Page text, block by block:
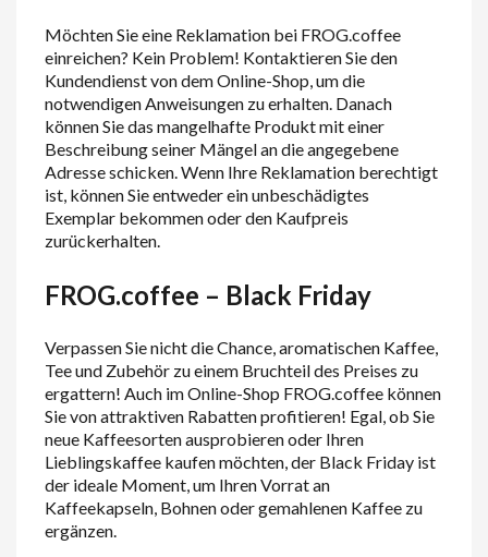
Möchten Sie eine Reklamation bei FROG.coffee
einreichen? Kein Problem! Kontaktieren Sie den
Kundendienst von dem Online-Shop, um die
notwendigen Anweisungen zu erhalten. Danach
können Sie das mangelhafte Produkt mit einer
Beschreibung seiner Mängel an die angegebene
Adresse schicken. Wenn Ihre Reklamation berechtigt
ist, können Sie entweder ein unbeschädigtes
Exemplar bekommen oder den Kaufpreis
zurückerhalten.
FROG.coffee – Black Friday
Verpassen Sie nicht die Chance, aromatischen Kaffee,
Tee und Zubehör zu einem Bruchteil des Preises zu
ergattern! Auch im Online-Shop FROG.coffee können
Sie von attraktiven Rabatten profitieren! Egal, ob Sie
neue Kaffeesorten ausprobieren oder Ihren
Lieblingskaffee kaufen möchten, der Black Friday ist
der ideale Moment, um Ihren Vorrat an
Kaffeekapseln, Bohnen oder gemahlenen Kaffee zu
ergänzen.